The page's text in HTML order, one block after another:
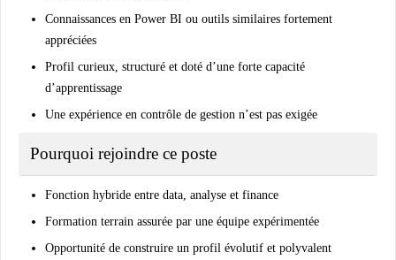
Connaissances en Power BI ou outils similaires fortement
appréciées
Profil curieux, structuré et doté d’une forte capacité
d’apprentissage
Une expérience en contrôle de gestion n’est pas exigée
Pourquoi rejoindre ce poste
Fonction hybride entre data, analyse et finance
Formation terrain assurée par une équipe expérimentée
Opportunité de construire un profil évolutif et polyvalent